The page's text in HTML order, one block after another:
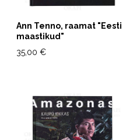
Ann Tenno, raamat "Eesti
maastikud"
35,00 €